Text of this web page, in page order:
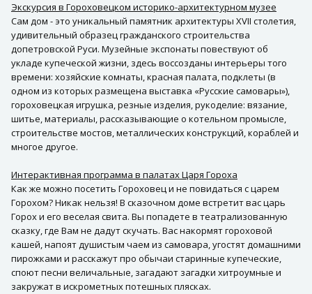
Экскурсия в Гороховецком историко-архитектурном музее
Сам дом - это уникальный памятник архитектуры XVII столетия,
удивительный образец гражданского строительства
допетровской Руси. Музейные экспонаты повествуют об
укладе купеческой жизни, здесь воссозданы интерьеры того
времени: хозяйские комнаты, красная палата, подклеты (в
одном из которых размещена выставка «Русские самовары»),
гороховецкая игрушка, резные изделия, рукоделие: вязание,
шитье, материалы, рассказывающие о котельном промысле,
строительстве мостов, металлических конструкций, кораблей и
многое другое.
Интерактивная программа в палатах Царя Гороха
Как же можно посетить Гороховец и не повидаться с царем
Горохом? Никак нельзя! В сказочном доме встретит вас царь
Горох и его веселая свита. Вы попадете в театрализованную
сказку, где Вам не дадут скучать. Вас накормят гороховой
кашей, напоят душистым чаем из самовара, угостят домашними
пирожками и расскажут про обычаи старинные купеческие,
споют песни величальные, загадают загадки хитроумные и
закружат в искрометных потешных плясках.